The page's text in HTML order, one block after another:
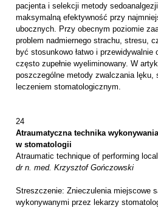
pacjenta i selekcji metody
maksymalną efektywność przy
ubocznych. Przy obecnym poziomie
problem nadmiernego strachu, stresu,
być stosunkowo łatwo i przewidywalnie
często zupełnie wyeliminowany. W
poszczególne metody zwalczania lęku,
leczeniem stomatologicznym.
24
Atraumatyczna technika
w stomatologii
Atraumatic technique of performing
dr n. med. Krzysztof Gończowski
Streszczenie: Znieczulenia miejscowe
wykonywanymi przez lekarzy